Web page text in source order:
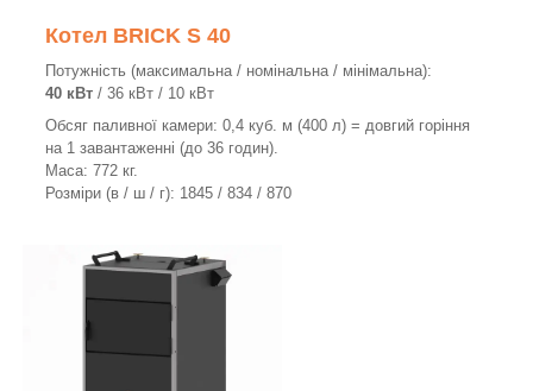
Котел BRICK S 40
Потужність (максимальна / номінальна / мінімальна):
40 кВт / 36 кВт / 10 кВт
Обсяг паливної камери: 0,4 куб. м (400 л) = довгий горіння
на 1 завантаженні (до 36 годин).
Маса: 772 кг.
Розміри (в / ш / г): 1845 / 834 / 870